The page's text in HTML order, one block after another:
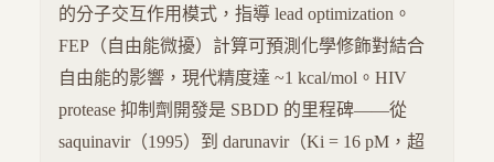
的分子交互作用模式，指導 lead optimization。
FEP（自由能微擾）計算可預測化學修飾對結合
自由能的影響，現代精度達 ~1 kcal/mol。HIV
protease 抑制劑開發是 SBDD 的里程碑——從
saquinavir（1995）到 darunavir（Ki = 16 pM，超